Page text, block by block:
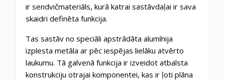
ir sendvičmateriāls, kurā katrai sastāvdaļai ir sava
skaidri definēta funkcija.
Tas sastāv no speciāli apstrādāta alumīnija
izplesta metāla ar pēc iespējas lielāku atvērto
laukumu. Tā galvenā funkcija ir izveidot atbalsta
konstrukciju otrajai komponentei, kas ir ļoti plāna